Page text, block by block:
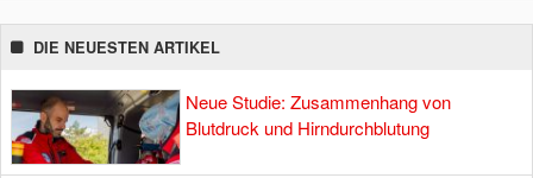
DIE NEUESTEN ARTIKEL
Neue Studie: Zusammenhang von
Blutdruck und Hirndurchblutung